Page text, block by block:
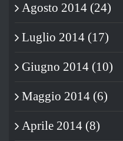
Agosto 2014 (24)
Luglio 2014 (17)
Giugno 2014 (10)
Maggio 2014 (6)
Aprile 2014 (8)